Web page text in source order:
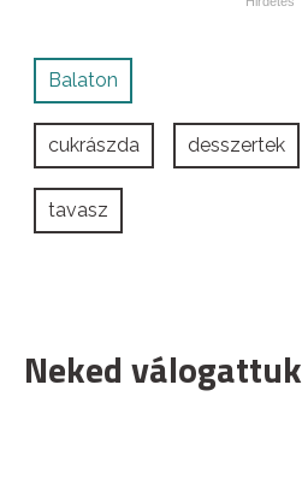
Balaton
cukrászda desszertek
tavasz
Neked válogattuk